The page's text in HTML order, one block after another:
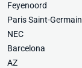
Feyenoord
Paris Saint-Germain
NEC
Barcelona
AZ